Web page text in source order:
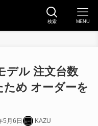
検索 MENU
デル 注文台数
ため オーダーを
5月6日 KAZU